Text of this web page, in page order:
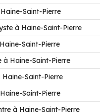
Saint-Pierre
à Haine-Saint-Pierre
Saint-Pierre
à Haine-Saint-Pierre
Haine-Saint-Pierre
Saint-Pierre
à Haine-Saint-Pierre